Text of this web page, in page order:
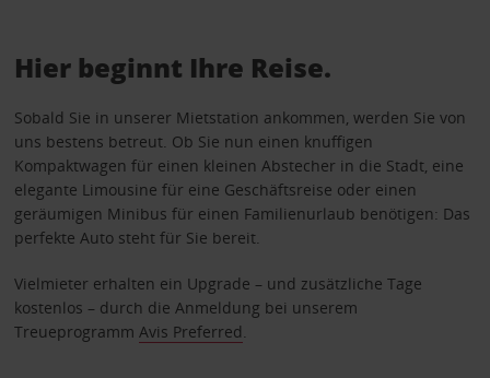
Hier beginnt Ihre Reise.
Sobald Sie in unserer Mietstation ankommen, werden Sie von
uns bestens betreut. Ob Sie nun einen knuffigen
Kompaktwagen für einen kleinen Abstecher in die Stadt, eine
elegante Limousine für eine Geschäftsreise oder einen
geräumigen Minibus für einen Familienurlaub benötigen: Das
perfekte Auto steht für Sie bereit.
Vielmieter erhalten ein Upgrade – und zusätzliche Tage
kostenlos – durch die Anmeldung bei unserem
Treueprogramm Avis Preferred